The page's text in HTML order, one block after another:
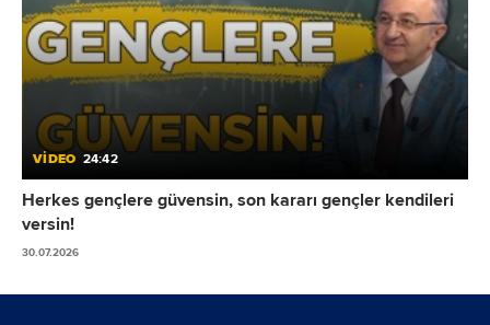
VİDEO 24:42
Herkes gençlere güvensin, son kararı gençler kendileri
versin!
30.07.2026